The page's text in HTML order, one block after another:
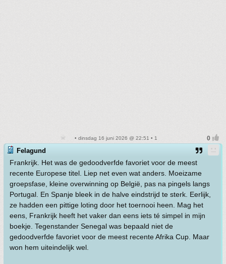
• dinsdag 16 juni 2026 @ 22:51 • 1
Felagund
Frankrijk. Het was de gedoodverfde favoriet voor de meest
recente Europese titel. Liep net even wat anders. Moeizame
groepsfase, kleine overwinning op België, pas na pingels langs
Portugal. En Spanje bleek in de halve eindstrijd te sterk. Eerlijk,
ze hadden een pittige loting door het toernooi heen. Mag het
eens, Frankrijk heeft het vaker dan eens iets té simpel in mijn
boekje. Tegenstander Senegal was bepaald niet de
gedoodverfde favoriet voor de meest recente Afrika Cup. Maar
won hem uiteindelijk wel.